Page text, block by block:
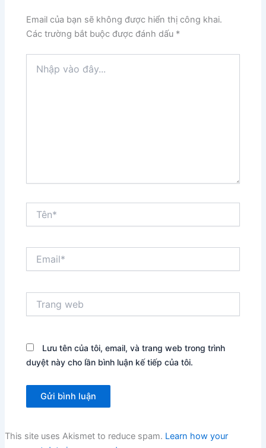
Email của bạn sẽ không được hiển thị công khai.
Các trường bắt buộc được đánh dấu *
vào
web
Lưu tên của tôi, email, và trang web trong trình
duyệt này cho lần bình luận kế tiếp của tôi.
This site uses Akismet to reduce spam. Learn how your